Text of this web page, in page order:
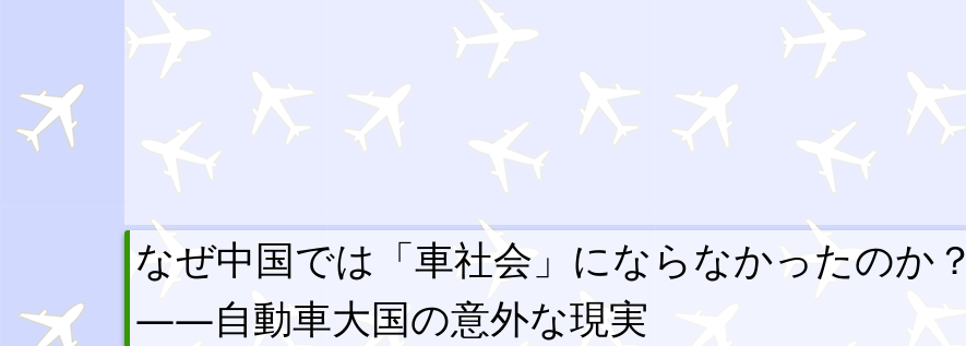
なぜ中国では「車社会」にならなかったのか？
――自動車大国の意外な現実